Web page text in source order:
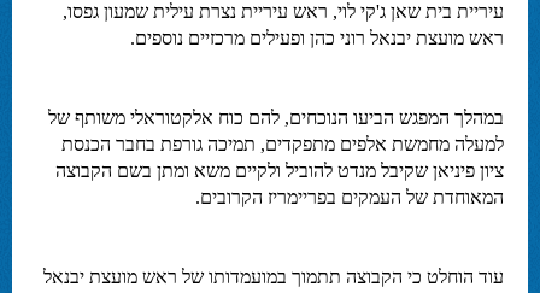
עיריית בית שאן ג'קי לוי, ראש עיריית נצרת עילית שמעון גפסו,
ראש מועצת יבנאל רוני כהן ופעילים מרכזיים נוספים.
במהלך המפגש הביעו הנוכחים, להם כוח אלקטוראלי משותף של
למעלה מחמשת אלפים מתפקדים, תמיכה גורפת בחבר הכנסת
ציון פיניאן שקיבל מנדט להוביל ולקיים משא ומתן בשם הקבוצה
המאוחדת של העמקים בפריימריז הקרובים.
עוד הוחלט כי הקבוצה תתמוך במועמדותו של ראש מועצת יבנאל